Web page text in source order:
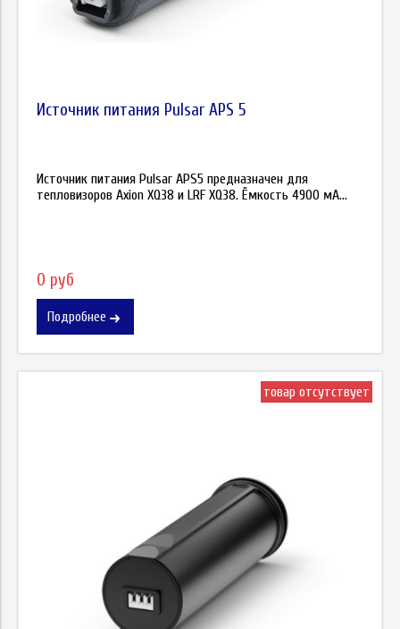
Источник питания Pulsar APS 5
Источник питания Pulsar APS5 предназначен для
тепловизоров Axion XQ38 и LRF XQ38. Ёмкость 4900 мА...
0 руб
Подробнее
товар отсутствует